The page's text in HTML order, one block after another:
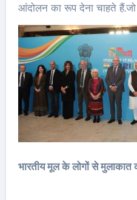
आंदोलन का रूप देना चाहते
भारतीय मूल के लोगों से मुलाकात